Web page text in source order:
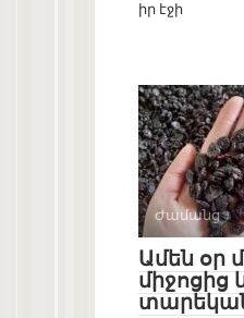
իր էջի
Ժամանց
Ամեն օր
միջոցից